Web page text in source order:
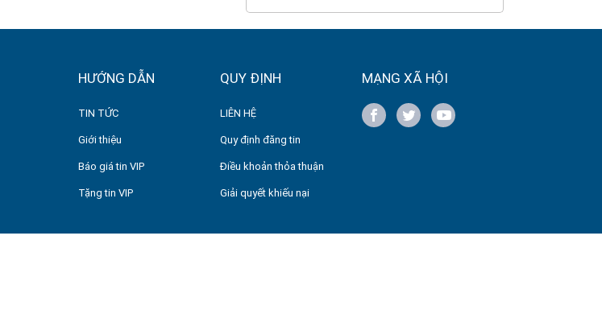
HƯỚNG DẪN
TIN TỨC
Giới thiệu
Báo giá tin VIP
Tặng tin VIP
QUY ĐỊNH
LIÊN HỆ
Quy định đăng tin
Điều khoản thỏa thuận
Giải quyết khiếu nại
MẠNG XÃ HỘI